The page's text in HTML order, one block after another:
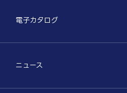
電子カタログ
ニュース